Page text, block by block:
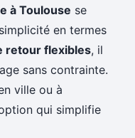
à Toulouse se
en termes
retour flexibles, il
sans contrainte.
ville ou à
qui simplifie